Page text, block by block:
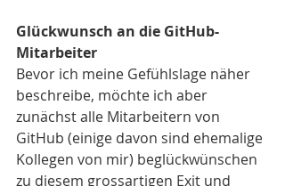
Glückwunsch an die GitHub-
Mitarbeiter
Bevor ich meine Gefühlslage näher
beschreibe, möchte ich aber
zunächst alle Mitarbeitern von
GitHub (einige davon sind ehemalige
Kollegen von mir) beglückwünschen
zu diesem grossartigen Exit und